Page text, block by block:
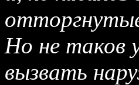
Но не таков
вызвать